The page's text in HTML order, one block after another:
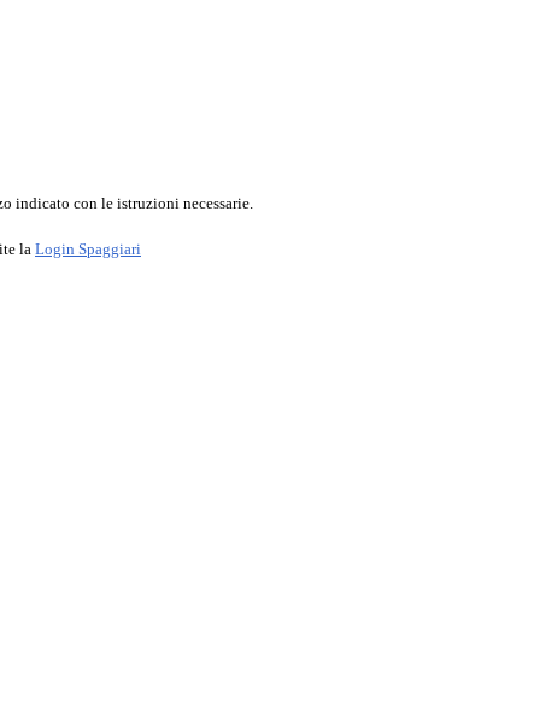
indicato con le istruzioni necessarie.
la Login Spaggiari